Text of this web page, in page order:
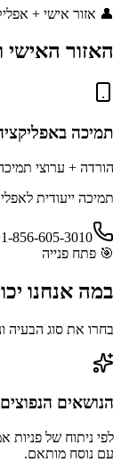
👤 אזור אישי +
האזור
תמיכה
הורדה + ערוצי תמיכה
תמיכה ייעודית
856-605-3010
🎯 פתח פנייה
במה אנחנו
בחרו את סוג הבעיה
הנושאים
לפי ניתוח של פניות
עם נוסח מותאם.